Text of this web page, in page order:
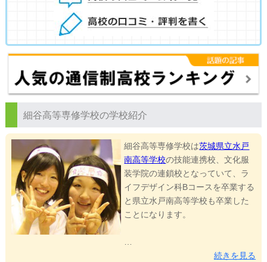
細谷高等専修学校の学校紹介
細谷高等専修学校は茨城県立水戸
南高等学校の技能連携校、文化服
装学院の連鎖校となっていて、ラ
イフデザイン科Bコースを卒業する
と県立水戸南高等学校も卒業した
ことになります。
…
続きを見る